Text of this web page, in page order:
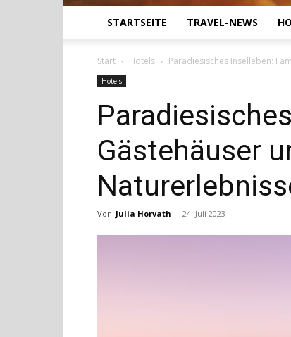
STARTSEITE TRAVEL-NEWS
Start Hotels Paradiesisches Inselleben:
Hotels
Gästehäuser
Von Julia Horvath - 24. Juli 2023